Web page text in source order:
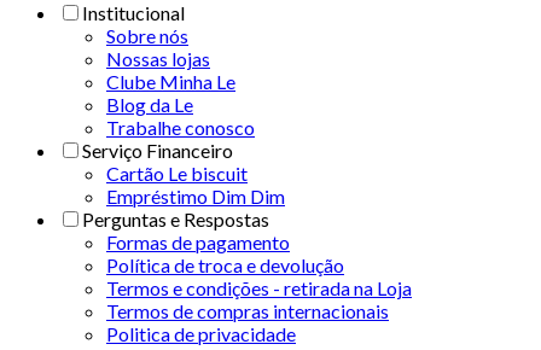
Institucional
Sobre nós
Nossas lojas
Clube Minha Le
Blog da Le
Trabalhe conosco
Serviço Financeiro
Cartão Le biscuit
Empréstimo Dim Dim
Perguntas e Respostas
Formas de pagamento
Política de troca e devolução
Termos e condições - retirada na Loja
Termos de compras internacionais
Politica de privacidade